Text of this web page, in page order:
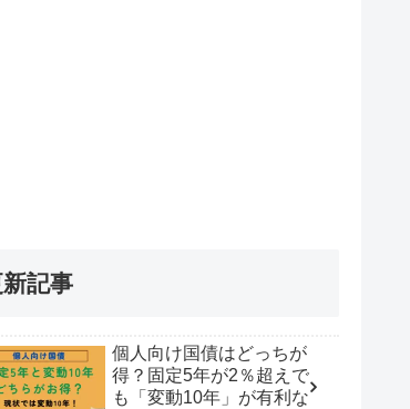
ジュールと手取り額を全公開
（2025年最新）
記事
個人向け国債はどっちが
得？固定5年が2％超えで
も「変動10年」が有利な